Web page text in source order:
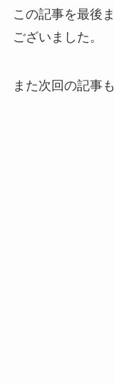
この記事を最後
ございました。
また次回の記事